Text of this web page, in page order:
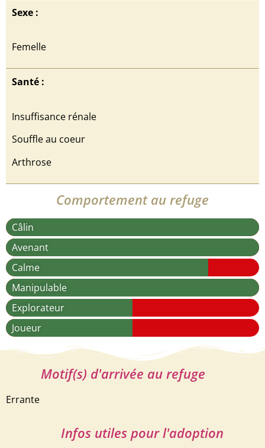
Sexe :
Femelle
Santé :
Insuffisance rénale
Souffle au coeur
Arthrose
Comportement au refuge
Câlin
Avenant
Calme
Manipulable
Explorateur
Joueur
Motif(s) d'arrivée au refuge
Errante
Infos utiles pour l'adoption